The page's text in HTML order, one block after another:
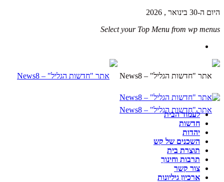
היום ה-30 בינואר , 2026
Select your Top Menu from wp menus
לעמוד הבית
חדשות
יהדות
השכנים של קש
תוצרת בית
תרבות וחינוך
צור קשר
ארכיון גיליונות